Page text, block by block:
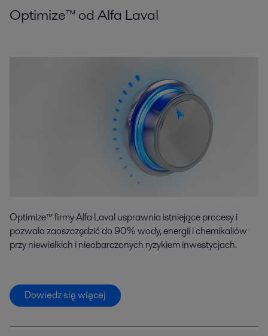
Optimize™ od Alfa Laval
Optimize™ firmy Alfa Laval usprawnia istniejące procesy i
pozwala zaoszczędzić do 90% wody, energii i chemikaliów
przy niewielkich i nieobarczonych ryzykiem inwestycjach.
Dowiedz się więcej